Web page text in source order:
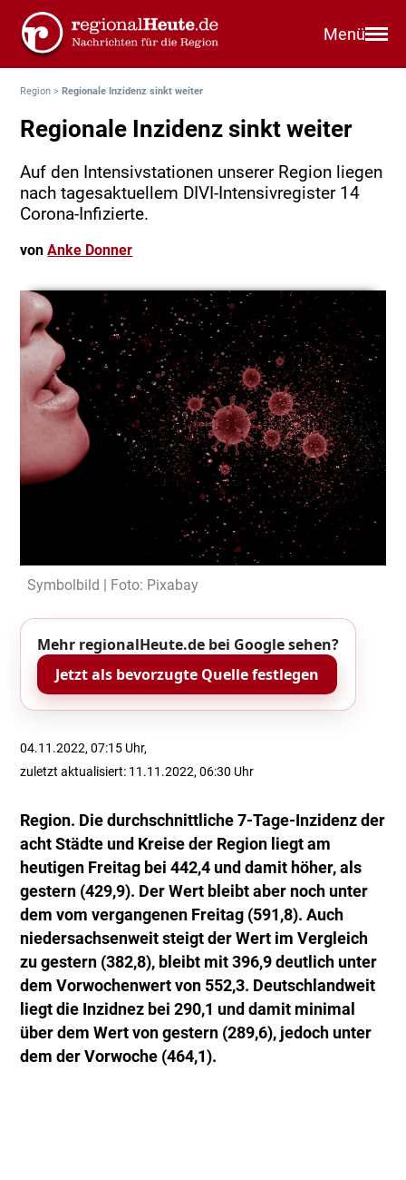
Menü
Region >Regionale Inzidenz sinkt weiter
Regionale Inzidenz sinkt weiter
Auf den Intensivstationen unserer Region liegen
nach tagesaktuellem DIVI-Intensivregister 14
Corona-Infizierte.
vonAnke Donner
Symbolbild | Foto: Pixabay
Mehr regionalHeute.de bei Google sehen?
Jetzt als bevorzugte Quelle festlegen
04.11.2022, 07:15 Uhr,
zuletzt aktualisiert: 11.11.2022, 06:30 Uhr
Region. Die durchschnittliche 7-Tage-Inzidenz der
acht Städte und Kreise der Region liegt am
heutigen Freitag bei 442,4 und damit höher, als
gestern (429,9). Der Wert bleibt aber noch unter
dem vom vergangenen Freitag (591,8). Auch
niedersachsenweit steigt der Wert im Vergleich
zu gestern (382,8), bleibt mit 396,9 deutlich unter
dem Vorwochenwert von 552,3. Deutschlandweit
liegt die Inzidnez bei 290,1 und damit minimal
über dem Wert von gestern (289,6), jedoch unter
dem der Vorwoche (464,1).